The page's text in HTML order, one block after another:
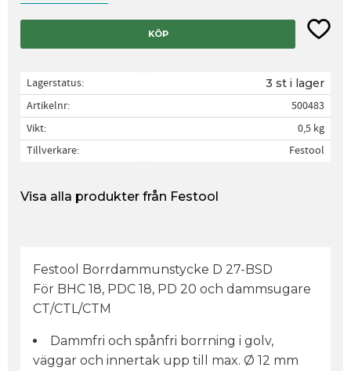
KÖP Lägg
Lagerstatus 3 st i lager
Artikelnr
500483
Vikt
0,5 kg
Tillverkare
Festool
Visa alla produkter från Festool
Festool Borrdammunstycke D 27-BSD
För BHC 18, PDC 18, PD 20 och dammsugare
CT/CTL/CTM
Dammfri och spånfri borrning i golv,
väggar och innertak upp till max. Ø 12 mm